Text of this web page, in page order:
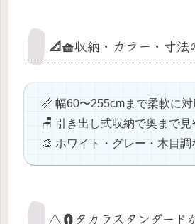
📐🧺収納・カラー・寸法
📏 幅60〜255cmまで柔軟に対
🪑 引き出し式収納で奥まで見
🎨 ホワイト・グレー・木目調
⚠️🧲タカラスタンダード